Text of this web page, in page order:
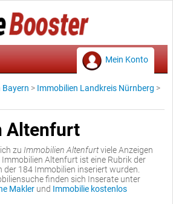
Mein Konto
Bayern > Immobilien Landkreis Nürnberg >
Altenfurt
zu Immobilien Altenfurtviele Anzeigen
Altenfurt ist eine Rubrik der
184 Immobilien inseriert wurden.
finden sich Inserate unter
Makler und Immobilie kostenlos